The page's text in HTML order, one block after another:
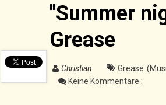
"Summer
Grease
Christian Grease
Keine Kommentare :